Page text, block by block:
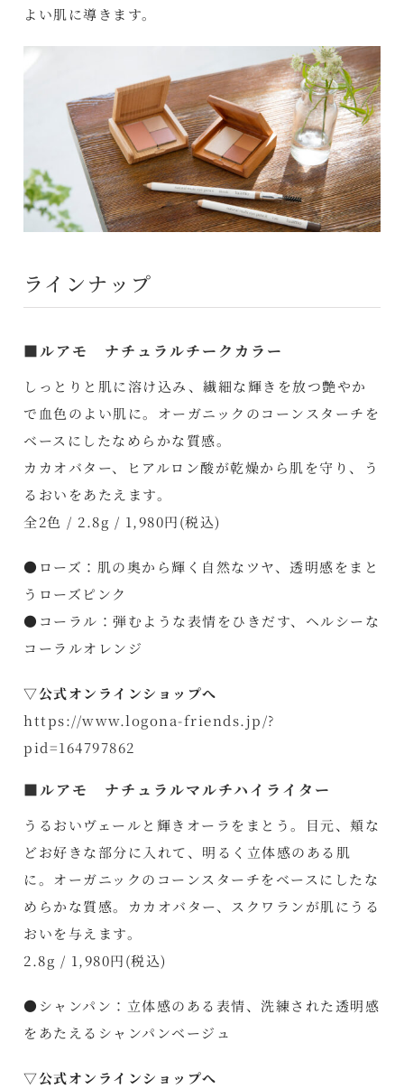
よい肌に導きます。
ラインナップ
■ルアモ ナチュラルチークカラー
しっとりと肌に溶け込み、繊細な輝きを放つ艶やか
で血色のよい肌に。オーガニックのコーンスターチを
ベースにしたなめらかな質感。
カカオバター、ヒアルロン酸が乾燥から肌を守り、う
るおいをあたえます。
全2色 / 2.8g / 1,980円(税込)
●ローズ：肌の奥から輝く自然なツヤ、透明感をまと
うローズピンク
●コーラル：弾むような表情をひきだす、ヘルシーな
コーラルオレンジ
▽公式オンラインショップへ
https://www.logona-friends.jp/?
pid=164797862
■ルアモ ナチュラルマルチハイライター
うるおいヴェールと輝きオーラをまとう。目元、頬な
どお好きな部分に入れて、明るく立体感のある肌
に。オーガニックのコーンスターチをベースにしたな
めらかな質感。カカオバター、スクワランが肌にうる
おいを与えます。
2.8g / 1,980円(税込)
●シャンパン：立体感のある表情、洗練された透明感
をあたえるシャンパンベージュ
▽公式オンラインショップへ